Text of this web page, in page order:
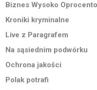
Biznes Wysoko
Kroniki kryminalne
Live z Paragrafem
Na sąsiednim podwórku
Ochrona jakości
Polak potrafi